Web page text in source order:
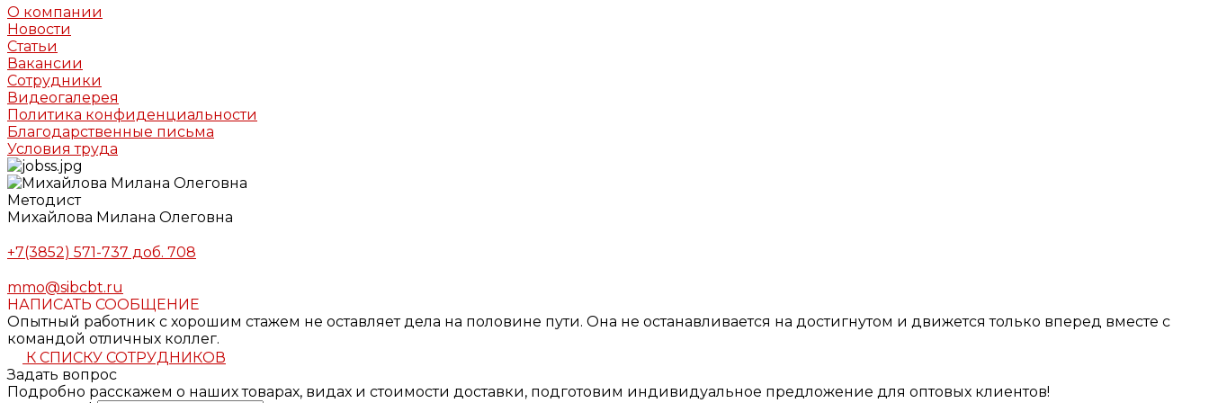
О компании
Новости
Статьи
Вакансии
Сотрудники
Видеогалерея
Политика конфиденциальности
Благодарственные письма
Условия труда
Методист
Михайлова Милана Олеговна
+7(3852) 571-737 доб. 708
mmo@sibcbt.ru
НАПИСАТЬ СООБЩЕНИЕ
Опытный работник с хорошим стажем не оставляет дела на половине пути. Она не останавливается на достигнутом и движется только вперед вместе с
командой отличных коллег.
К СПИСКУ СОТРУДНИКОВ
Задать вопрос
Подробно расскажем о наших товарах, видах и стоимости доставки, подготовим индивидуальное предложение для оптовых клиентов!